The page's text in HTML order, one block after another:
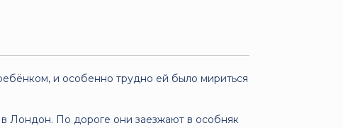
и особенно трудно ей было мириться
Лондон. По дороге они заезжают в особняк